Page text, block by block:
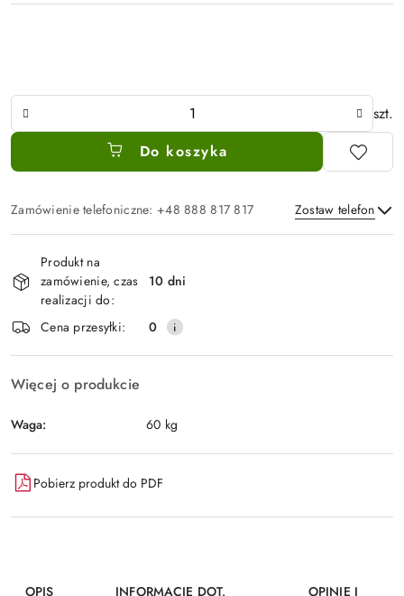
Ilość
szt.
Do koszyka
Zamówienie telefoniczne: +48 888 817 817 Zostaw telefon
Wyślij
i
dostawa
Produkt na
zamówienie, czas
realizacji do:
10 dni
Cena przesyłki: 0
Więcej o produkcie
Waga: 60 kg
Pobierz produkt do PDF
OPIS
INFORMACJE DOT.
OPINIE I